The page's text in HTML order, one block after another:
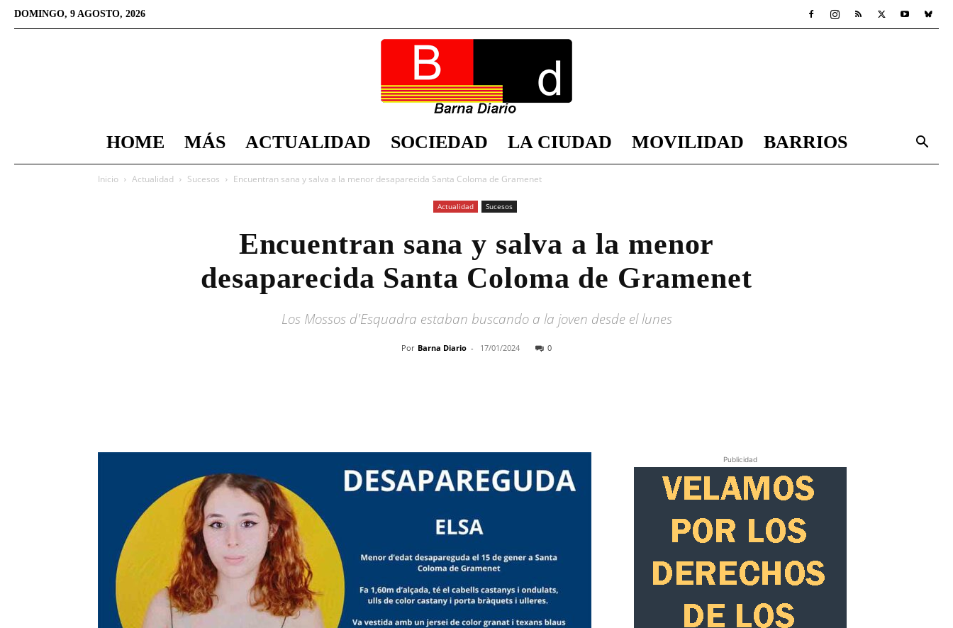
DOMINGO, 9 AGOSTO, 2026
Diario
HOME MÁS ACTUALIDAD SOCIEDAD LA CIUDAD MOVILIDAD BARRIOS
Inicio Actualidad Sucesos Encuentran sana y salva a la menor desaparecida Santa Coloma de Gramenet
Actualidad Sucesos
Encuentran sana y salva a la menor
desaparecida Santa Coloma de Gramenet
Los Mossos d'Esquadra estaban buscando a la joven desde el lunes
Por Barna Diario - 17/01/2024 0
Publicidad